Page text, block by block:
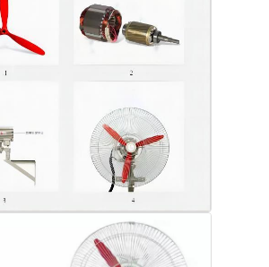
a prueba de explosión
a prueba de explosiones